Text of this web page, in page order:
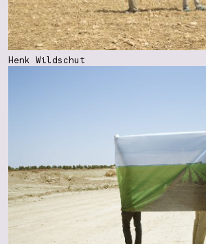
Henk Wildschut